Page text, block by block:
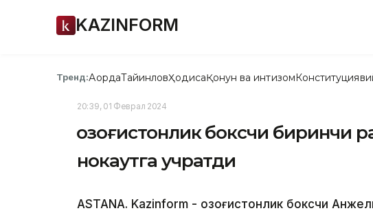
KAZINFORM
Тренд:АқордаТайинловҲодисаҚонун ва интизом
20:39, 01 Феврал 2024
Қозоғистонлик боксчи биринчи
нокаутга учратди
ASTANA. Kazinform - Қозоғистонлик боксчи